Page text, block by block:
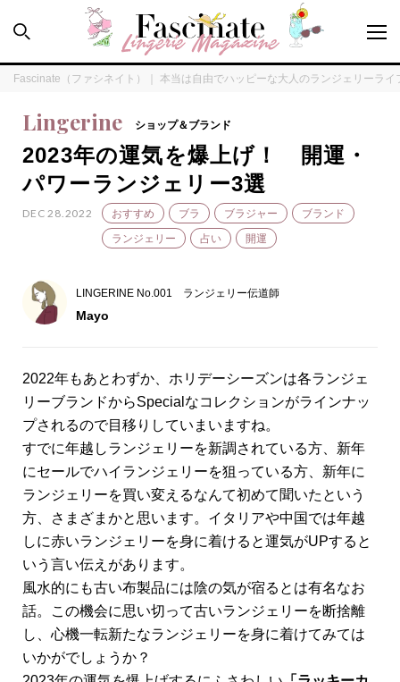
PEOPLE
HOW TO
SPECIAL
Fascinate（ファシネイト）｜ 本当は自由でハッピーな大人のランジェリーライ
Lingerine ショップ＆ブランド
2023年の運気を爆上げ！ 開運・
パワーランジェリー3選
DEC 28.2022 おすすめ ブラ ブラジャー
ブランド
ランジェリー
占い 開運
LINGERINE No.001 ランジェリー伝道師
Mayo
2022年もあとわずか、ホリデーシーズンは各ランジェ
リーブランドからSpecialなコレクションがラインナッ
プされるので目移りしていまいますね。
すでに年越しランジェリーを新調されている方、新年
にセールでハイランジェリーを狙っている方、新年に
ランジェリーを買い変えるなんて初めて聞いたという
方、さまざまかと思います。イタリアや中国では年越
しに赤いランジェリーを身に着けると運気がUPすると
いう言い伝えがあります。
風水的にも古い布製品には陰の気が宿るとは有名なお
話。この機会に思い切って古いランジェリーを断捨離
し、心機一転新たなランジェリーを身に着けてみては
いかがでしょうか？